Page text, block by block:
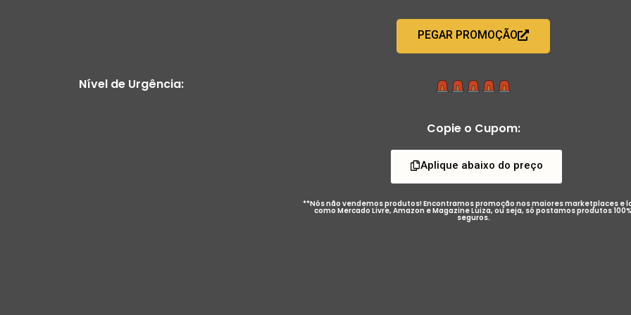
PEGAR PROMOÇÃO
Nível de Urgência:
Copie o Cupom:
Aplique abaixo do preço
**Nós não vendemos produtos! Encontramos promoção nos maiores marketplaces e
como Mercado Livre, Amazon e Magazine Luiza, ou seja, só postamos produtos 100%
seguros.